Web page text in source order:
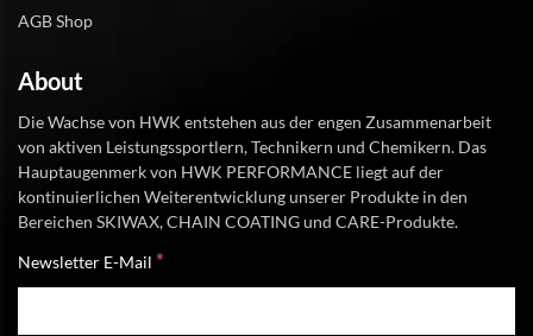
AGB Shop
About
Die Wachse von HWK entstehen aus der engen Zusammenarbeit
von aktiven Leistungssportlern, Technikern und Chemikern. Das
Hauptaugenmerk von HWK PERFORMANCE liegt auf der
kontinuierlichen Weiterentwicklung unserer Produkte in den
Bereichen SKIWAX, CHAIN COATING und CARE-Produkte.
Newsletter E-Mail *